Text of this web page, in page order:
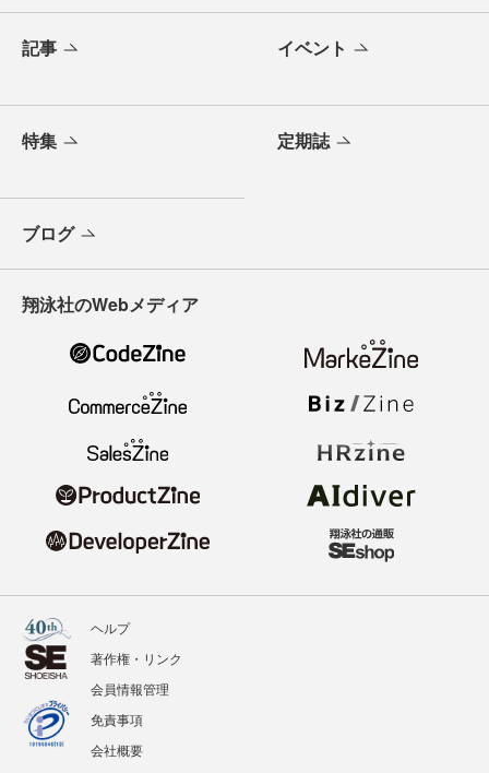
記事 イベント
特集 定期誌
ブログ
翔泳社のWebメディア
ヘルプ
著作権・リンク
会員情報管理
免責事項
会社概要